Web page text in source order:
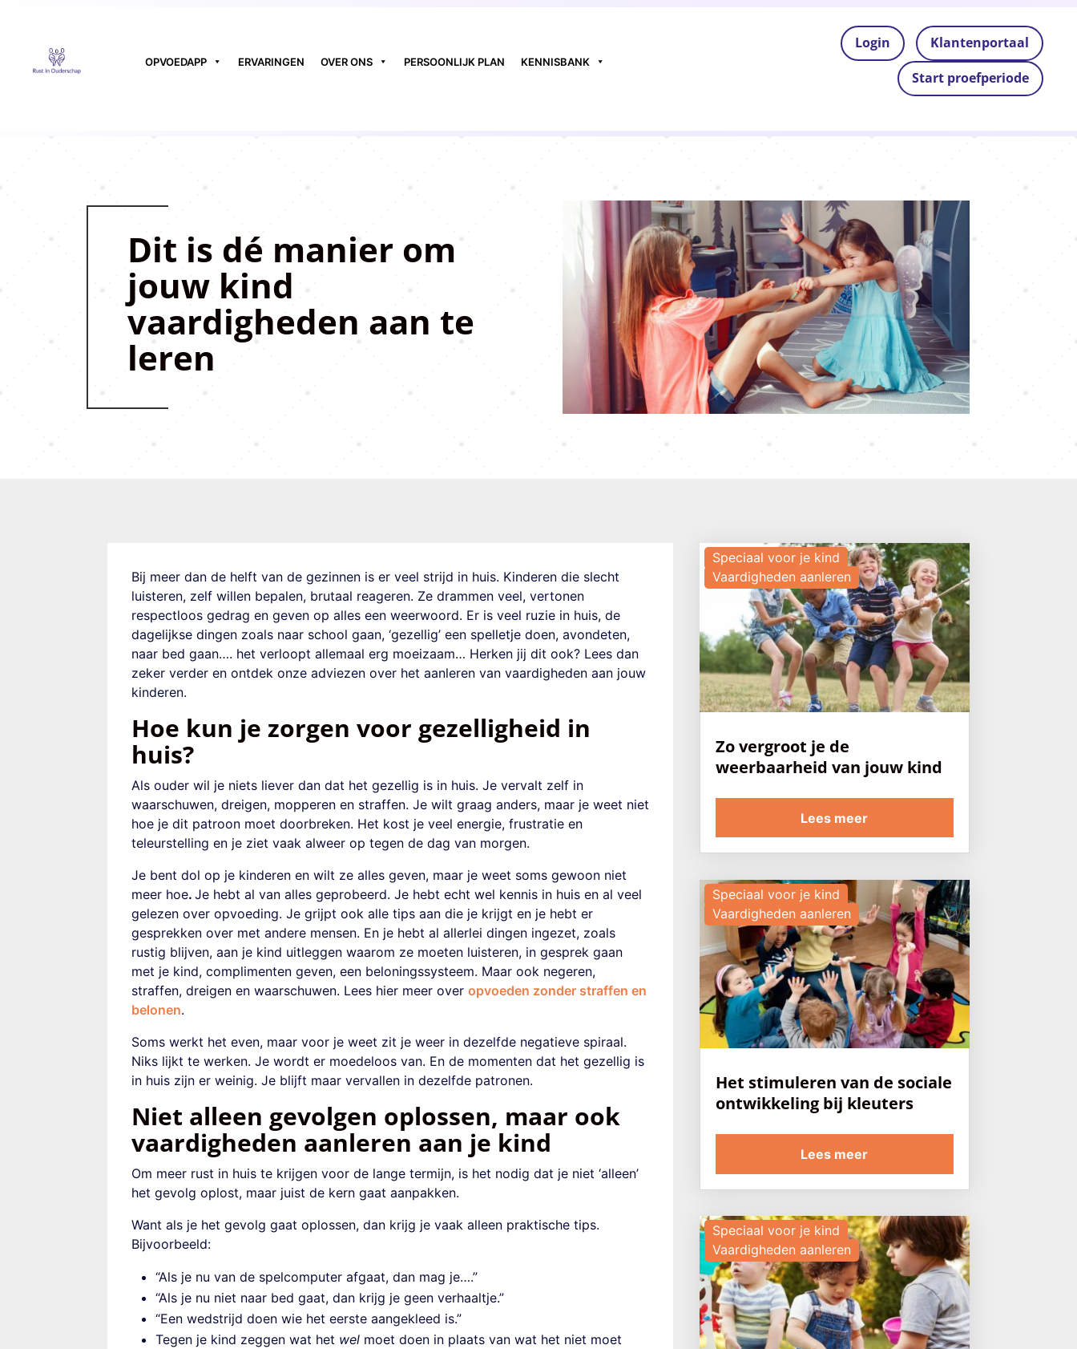
OPVOEDAPP ERVARINGEN OVER ONS PERSOONLIJK PLAN KENNISBANK
Klantenportaal
Login
Start proefperiode
Dit is dé manier om
jouw kind
vaardigheden aan te
leren
Bij meer dan de helft van de gezinnen is er veel strijd in huis. Kinderen die slecht
luisteren, zelf willen bepalen, brutaal reageren. Ze drammen veel, vertonen
respectloos gedrag en geven op alles een weerwoord. Er is veel ruzie in huis, de
dagelijkse dingen zoals naar school gaan, ‘gezellig’ een spelletje doen, avondeten,
naar bed gaan…. het verloopt allemaal erg moeizaam… Herken jij dit ook? Lees dan
zeker verder en ontdek onze adviezen over het aanleren van vaardigheden aan jouw
kinderen.
Hoe kun je zorgen voor gezelligheid in
huis?
Als ouder wil je niets liever dan dat het gezellig is in huis. Je vervalt zelf in
waarschuwen, dreigen, mopperen en straffen. Je wilt graag anders, maar je weet niet
hoe je dit patroon moet doorbreken. Het kost je veel energie, frustratie en
teleurstelling en je ziet vaak alweer op tegen de dag van morgen.
Je bent dol op je kinderen en wilt ze alles geven, maar je weet soms gewoon niet
meer hoe.Je hebt al van alles geprobeerd. Je hebt echt wel kennis in huis en al veel
gelezen over opvoeding. Je grijpt ook alle tips aan die je krijgt en je hebt er
gesprekken over met andere mensen. En je hebt al allerlei dingen ingezet, zoals
rustig blijven, aan je kind uitleggen waarom ze moeten luisteren, in gesprek gaan
met je kind, complimenten geven, een beloningssysteem. Maar ook negeren,
straffen, dreigen en waarschuwen. Lees hier meer overopvoeden zonder straffen en
belonen.
Soms werkt het even, maar voor je weet zit je weer in dezelfde negatieve spiraal.
Niks lijkt te werken. Je wordt er moedeloos van. En de momenten dat het gezellig is
in huis zijn er weinig. Je blijft maar vervallen in dezelfde patronen.
Niet alleen gevolgen oplossen, maar ook
vaardigheden aanleren aan je kind
Om meer rust in huis te krijgen voor de lange termijn, is het nodig dat je niet ‘alleen’
het gevolg oplost, maar juist de kern gaat aanpakken.
Want als je het gevolg gaat oplossen, dan krijg je vaak alleen praktische tips.
Bijvoorbeeld:
“Als je nu van de spelcomputer afgaat, dan mag je….”
“Als je nu niet naar bed gaat, dan krijg je geen verhaaltje.”
“Een wedstrijd doen wie het eerste aangekleed is.”
Tegen je kind zeggen wat het wel moet doen in plaats van wat het niet moet
Zo vergroot je de
weerbaarheid van jouw kind
Speciaal voor je kind
Vaardigheden aanleren
Lees meer
Het stimuleren van de sociale
ontwikkeling bij kleuters
Speciaal voor je kind
Vaardigheden aanleren
Lees meer
Speciaal voor je kind
Vaardigheden aanleren